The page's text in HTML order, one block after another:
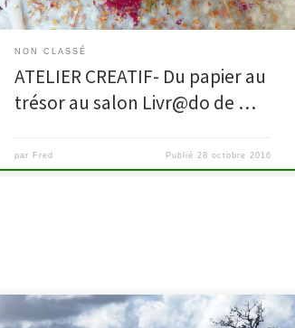
NON CLASSÉ
ATELIER CREATIF- Du papier au
trésor au salon Livr@do de …
par Fred Publié 28 octobre 2016